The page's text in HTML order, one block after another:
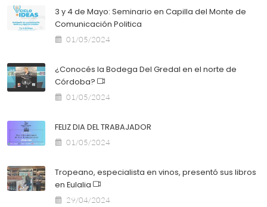
3 y 4 de Mayo: Seminario en Capilla del Monte de
Comunicación Politica
01/05/2024
¿Conocés la Bodega Del Gredal en el norte de
Córdoba?
01/05/2024
FELIZ DIA DEL TRABAJADOR
01/05/2024
Tropeano, especialista en vinos, presentó sus libros
en Eulalia
29/04/2024